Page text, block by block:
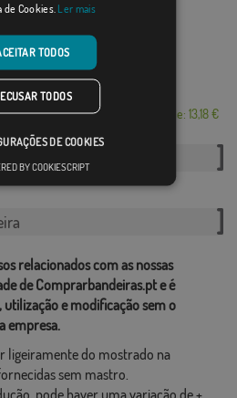
Desde: 13,18 €
relacionados com as nossas
de Comprarbandeiras.pt e é
e modificação sem o
empresa.
ligeiramente do mostrado na
sem mastro.
de Cookies. Ler mais
TODOS
TODOS
DE COOKIES
BY COOKIESCRIPT